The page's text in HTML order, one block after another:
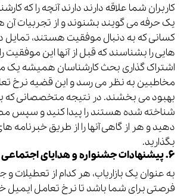
کاربران شما علاقه دارند دارند آنچه را که
یک حرفه می گویند بشنوند و از تجربیات آن
کسانی که به دنبال موفقیت هستند،
هایی را بشناسند که قبل از آنها این موفقیت
اشتراک گذاری بحث کارشناسان همیشه یک
مخاطبین به نظر می رسد و این قضیه نرخ
بهبود می بخشند. در نتیجه متخصصانی که
شناخته شده هستند را پیدا کنید و سپس
دهید و هر از گاهی آنها را از طریق خبرنامه
بگذارید.
۶. پیشنهادات جشنواره و هدایای اجتماعی
به عنوان یک بازاریاب، هر کدام از تعطیلات و
فرصتی برای شما باشد تا نرخ تعامل ایمیل